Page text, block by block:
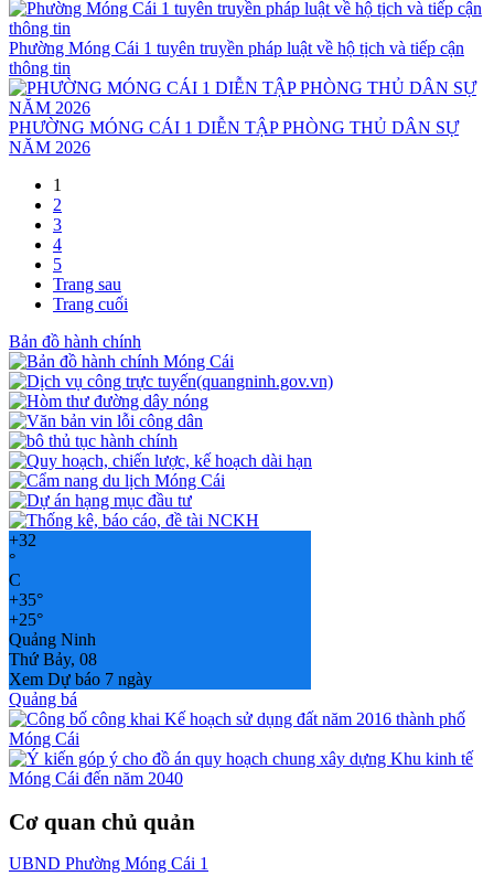
Phường Móng Cái 1 tuyên truyền pháp luật về hộ tịch và tiếp cận
thông tin
PHƯỜNG MÓNG CÁI 1 DIỄN TẬP PHÒNG THỦ DÂN SỰ
NĂM 2026
1
2
3
4
5
Trang sau
Trang cuối
Bản đồ hành chính
+32
°
C
+35°
+25°
Quảng Ninh
Thứ Bảy, 08
Xem Dự báo 7 ngày
Quảng bá
Cơ quan chủ quản
UBND Phường Móng Cái 1